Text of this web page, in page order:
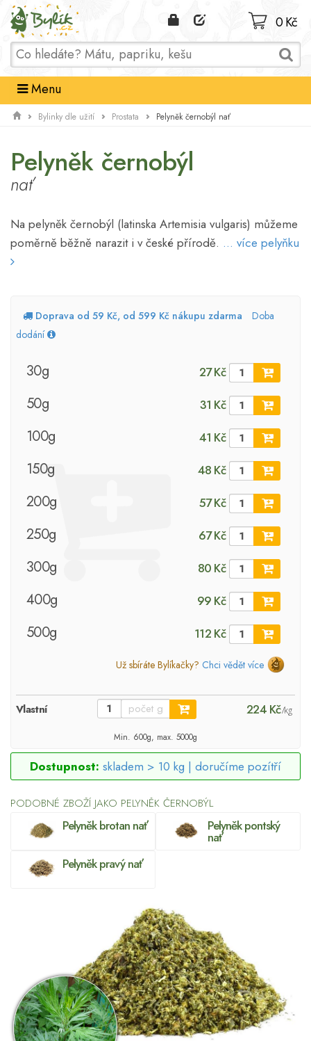
Domů
0 Kč
Menu
Bylinky dle užití Prostata Pelyněk černobýl nať
Pelyněk černobýl
nať
Na pelyněk černobýl (latinska Artemisia vulgaris) můžeme
poměrně běžně narazit i v české přírodě. ... více pelyňku
Doprava od 59 Kč, od 599 Kč nákupu zdarma
Doba
dodání
30g 27 Kč
50g 31 Kč
100g 41 Kč
150g 48 Kč
200g 57 Kč
250g 67 Kč
300g 80 Kč
400g 99 Kč
500g 112 Kč
Už sbíráte Bylíkačky? Chci vědět více
Vlastní 224 Kč/kg
Min. 600g, max. 5000g
Dostupnost: skladem > 10 kg | doručíme pozítří
PODOBNÉ ZBOŽÍ JAKO PELYNĚK ČERNOBÝL
Pelyněk brotan nať Pelyněk pontský
nať
Pelyněk pravý nať